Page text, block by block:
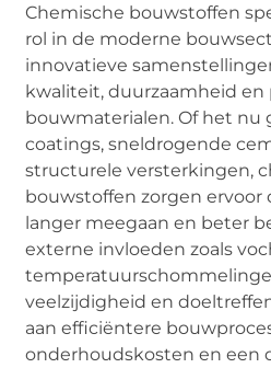
Chemische bouwstoffen
rol in de moderne
innovatieve
kwaliteit, duurzaamheid en
bouwmaterialen. Of het nu
coatings, sneldrogende
structurele versterkingen,
bouwstoffen zorgen ervoor
langer meegaan en beter
externe invloeden zoals
veelzijdigheid en
aan efficiëntere
onderhoudskosten en een